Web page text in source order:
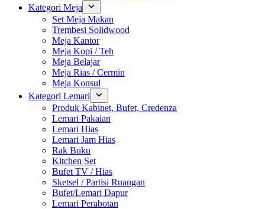
Kategori Meja
Set Meja Makan
Trembesi Solidwood
Meja Kantor
Meja Kopi / Teh
Meja Belajar
Meja Rias / Cermin
Meja Konsul
Kategori Lemari
Produk Kabinet, Bufet, Credenza
Lemari Pakaian
Lemari Hias
Lemari Jam Hias
Rak Buku
Kitchen Set
Bufet TV / Hias
Sketsel / Partisi Ruangan
Bufet/Lemari Dapur
Lemari Perabotan